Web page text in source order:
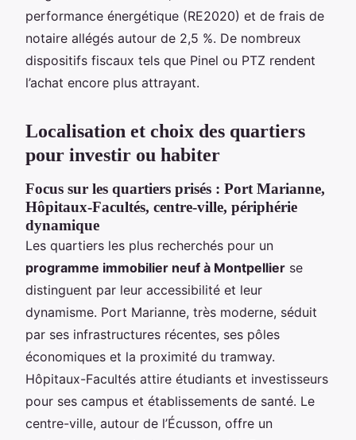
performance énergétique (RE2020) et de frais de
notaire allégés autour de 2,5 %. De nombreux
dispositifs fiscaux tels que Pinel ou PTZ rendent
l’achat encore plus attrayant.
Localisation et choix des quartiers
pour investir ou habiter
Focus sur les quartiers prisés : Port Marianne,
Hôpitaux-Facultés, centre-ville, périphérie
dynamique
Les quartiers les plus recherchés pour un
programme immobilier neuf à Montpellier se
distinguent par leur accessibilité et leur
dynamisme. Port Marianne, très moderne, séduit
par ses infrastructures récentes, ses pôles
économiques et la proximité du tramway.
Hôpitaux-Facultés attire étudiants et investisseurs
pour ses campus et établissements de santé. Le
centre-ville, autour de l’Écusson, offre un